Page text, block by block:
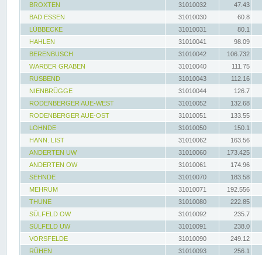
BROXTEN
31010032
47.43
BAD ESSEN
31010030
60.8
LÜBBECKE
31010031
80.1
HAHLEN
31010041
98.09
BERENBUSCH
31010042
106.732
WARBER GRABEN
31010040
111.75
RUSBEND
31010043
112.16
NIENBRÜGGE
31010044
126.7
RODENBERGER AUE-WEST
31010052
132.68
RODENBERGER AUE-OST
31010051
133.55
LOHNDE
31010050
150.1
HANN. LIST
31010062
163.56
ANDERTEN UW
31010060
173.425
ANDERTEN OW
31010061
174.96
SEHNDE
31010070
183.58
MEHRUM
31010071
192.556
THUNE
31010080
222.85
SÜLFELD OW
31010092
235.7
SÜLFELD UW
31010091
238.0
VORSFELDE
31010090
249.12
RÜHEN
31010093
256.1